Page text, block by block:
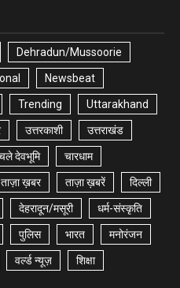
Dehradun/Mussoorie
Newsbeat
Trending Uttarakhand
उत्तरकाशी उत्तराखंड
देवभूमि चारधाम
ताज़ा ख़बर ताज़ा ख़बरें दिल्ली
देहरादून/मसूरी धर्म-संस्कृति
पुलिस भारत मनोरंजन
वर्ल्ड न्यूज़ शिक्षा